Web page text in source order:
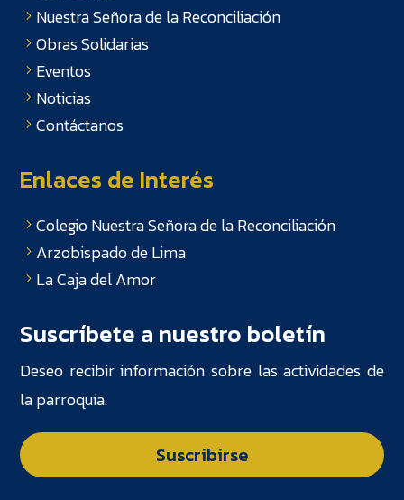
Nuestra Señora de la Reconciliación
Obras Solidarias
Eventos
Noticias
Contáctanos
Enlaces de Interés
Colegio Nuestra Señora de la Reconciliación
Arzobispado de Lima
La Caja del Amor
Suscríbete a nuestro boletín
Deseo recibir información sobre las actividades de
la parroquia.
Suscribirse